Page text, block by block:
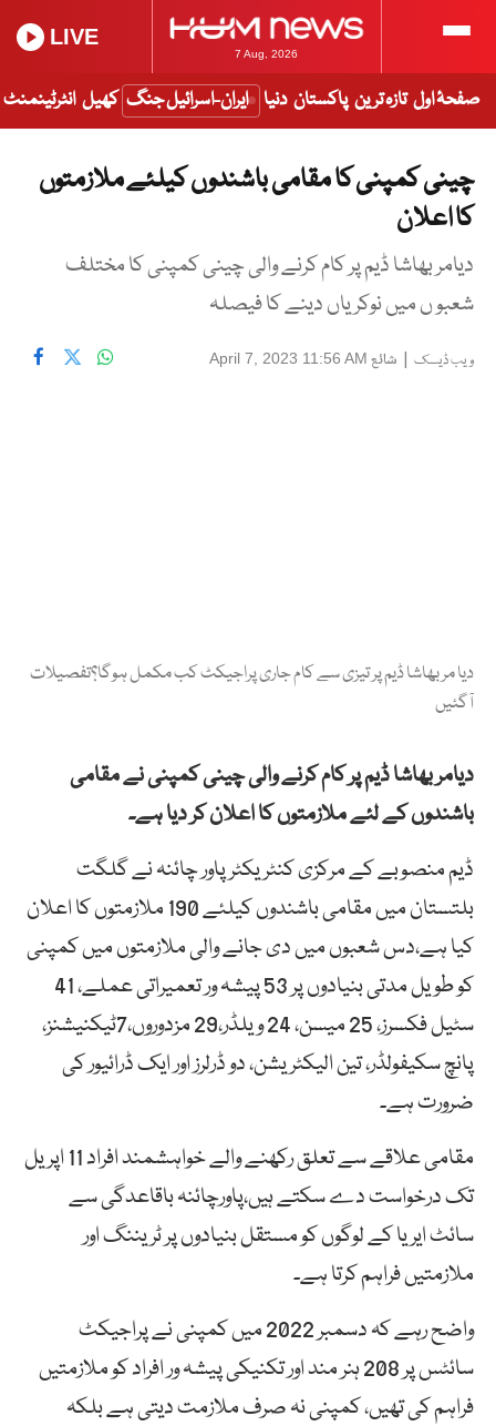
7 Aug, 2026
LIVE
صفحۂ اول تازہ ترین پاکستان دنیا ایران-اسرائیل جنگ کھیل انٹرٹینمنٹ
چینی کمپنی کا مقامی باشندوں کیلئے ملازمتوں
کا اعلان
دیامر بھاشا ڈیم پر کام کرنے والی چینی کمپنی کا مختلف
شعبو ں میں نوکریاں دینے کا فیصلہ
ویب ڈیسک | شائع April 7, 2023 11:56 AM
دیا مر بھاشا ڈیم پر تیزی سے کام جاری پراجیکٹ کب مکمل ہوگا؟تفصیلات
آگئیں
دیامر بھاشا ڈیم پر کام کرنے والی چینی کمپنی نے مقامی
باشندوں کے لئے ملازمتوں کا اعلان کر دیا ہے۔
ڈیم منصوبے کے مرکزی کنٹریکٹر پاور چائنہ نے گلگت
بلتستان میں مقامی باشندوں کیلئے 190 ملازمتوں کا اعلان
کیا ہے،دس شعبوں میں دی جانے والی ملازمتوں میں کمپنی
کو طویل مدتی بنیادوں پر 53 پیشہ ور تعمیراتی عملے، 41
سٹیل فکسرز، 25 میسن، 24 ویلڈر،29 مزدوروں،7ٹیکنیشنز،
پانچ سکیفولڈر، تین الیکٹریشن، دو ڈرلرز اور ایک ڈرائیور کی
ضرورت ہے۔
مقامی علاقے سے تعلق رکھنے والے خواہشمند افراد 11 اپریل
تک درخواست دے سکتے ہیں،پاورچائنہ باقاعدگی سے
سائٹ ایریا کے لوگوں کو مستقل بنیادوں پر ٹریننگ اور
ملازمتیں فراہم کرتا ہے۔
واضح رہے کہ دسمبر 2022 میں کمپنی نے پراجیکٹ
سائٹس پر 208 ہنر مند اور تکنیکی پیشہ ور افراد کو ملازمتیں
فراہم کی تھیں، کمپنی نہ صرف ملازمت دیتی ہے بلکہ